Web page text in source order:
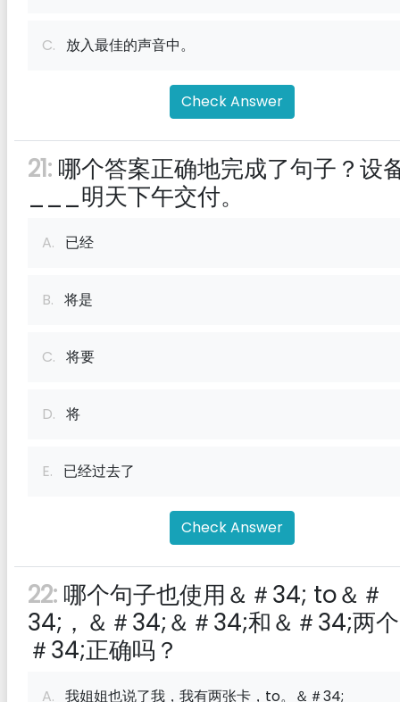
C. 放入最佳的声音中。
Check Answer
21: 哪个答案正确地完成了句子？设
___明天下午交付。
A. 已经
B. 将是
C. 将要
D. 将
E. 已经过去了
Check Answer
22: 哪个句子也使用＆＃34; to＆＃
34;，＆＃34;＆＃34;和＆＃34;两
＃34;正确吗？
A. 我姐姐也说了我，我有两张卡，to。＆＃34;